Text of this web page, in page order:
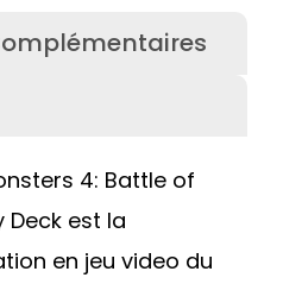
4: Battle of
Deck est la
en jeu video du